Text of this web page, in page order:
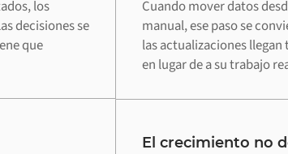
los
decisiones se
que
Cuando mover datos
manual, ese paso se
las actualizaciones
en lugar de a su trabajo
El crecimiento no